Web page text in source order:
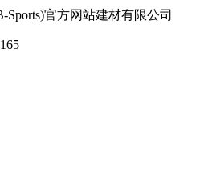
Sports)官方网站建材有限公司